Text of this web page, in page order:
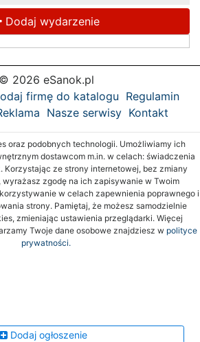
Dodaj wydarzenie
© 2026 eSanok.pl
firmę do katalogu Regulamin
Nasze serwisy Kontakt
oraz podobnych technologii. Umożliwiamy ich
dostawcom m.in. w celach: świadczenia
Korzystając ze strony internetowej, bez zmiany
zgodę na ich zapisywanie w Twoim
w celach zapewnienia poprawnego i
strony. Pamiętaj, że możesz samodzielnie
zmieniając ustawienia przeglądarki. Więcej
Twoje dane osobowe znajdziesz w polityce
prywatności.
Dodaj ogłoszenie